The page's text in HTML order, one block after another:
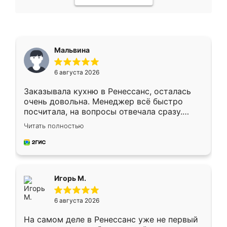
Мальвина
6 августа 2026
Заказывала кухню в Ренессанс, осталась
очень довольна. Менеджер всё быстро
посчитала, на вопросы отвечала сразу.
Замерщик приехал в субботу, подошёл к
делу со всей ответственностью. Собрали
за день, ребята работали аккуратно, даже
Читать полностью
Игорь М.
6 августа 2026
На самом деле в Ренессанс уже не первый